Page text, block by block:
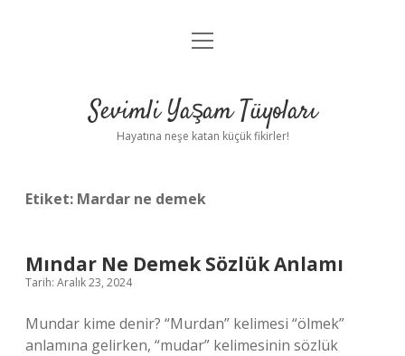
Anasayfa
Yasal Uyarı
menüyü
Sevimli Yaşam Tüyoları
Hayatına neşe katan küçük fikirler!
Etiket: Mardar ne demek
Mındar Ne Demek Sözlük Anlamı
Tarih: Aralık 23, 2024
Mundar kime denir? “Murdan” kelimesi “ölmek”
anlamına gelirken, “mudar” kelimesinin sözlük